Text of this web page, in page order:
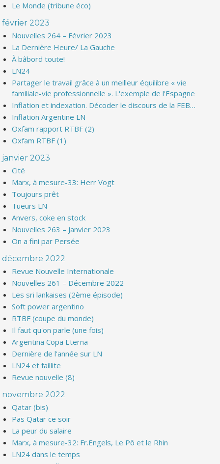
Le Monde (tribune éco)
février 2023
Nouvelles 264 – Février 2023
La Dernière Heure/ La Gauche
À bâbord toute!
LN24
Partager le travail grâce à un meilleur équilibre « vie
familiale-vie professionnelle ». L'exemple de l'Espagne
Inflation et indexation. Décoder le discours de la FEB…
Inflation Argentine LN
Oxfam rapport RTBF (2)
Oxfam RTBF (1)
janvier 2023
Cité
Marx, à mesure-33: Herr Vogt
Toujours prêt
Tueurs LN
Anvers, coke en stock
Nouvelles 263 – Janvier 2023
On a fini par Persée
décembre 2022
Revue Nouvelle Internationale
Nouvelles 261 – Décembre 2022
Les sri lankaises (2ème épisode)
Soft power argentino
RTBF (coupe du monde)
Il faut qu'on parle (une fois)
Argentina Copa Eterna
Dernière de l'année sur LN
LN24 et faillite
Revue nouvelle (8)
novembre 2022
Qatar (bis)
Pas Qatar ce soir
La peur du salaire
Marx, à mesure-32: Fr.Engels, Le Pô et le Rhin
LN24 dans le temps